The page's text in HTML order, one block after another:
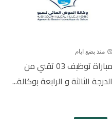
منذ بضع ايام
مباراة توظيف 03 تقني من
الدرجة الثالثة و الرابعة بوكالة...